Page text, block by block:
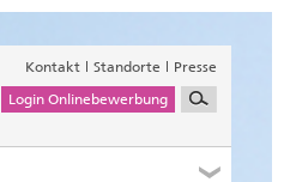
Kontakt Standorte
Presse
Login Onlinebewerbung